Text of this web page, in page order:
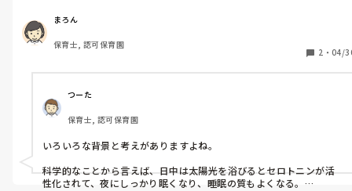
■体を動かすからお腹が減る。
■体を動かしたから眠くなる。
これが保育園の理想的な生活リズムだと思っています。
最初の園は↑のリズムで生活していたのですが、転職した園では
室内で過ごしてもいい為戸外に出掛けないんです。
【やりたい遊びがあり満足いくまで遊びたいから残る】は分かり
ます。
ただ、そういうわけではなく暑いからや、めんどくさいからとい
まろん
保育士, 認可保育園
2 ・ 04/
つーた
保育士, 認可保育園
いろいろな背景と考えがありますよね。
科学的なことから言えば、日中は太陽光を浴びるとセロトニンが活
性化されて、夜にしっかり眠くなり、睡眠の質もよくなる。